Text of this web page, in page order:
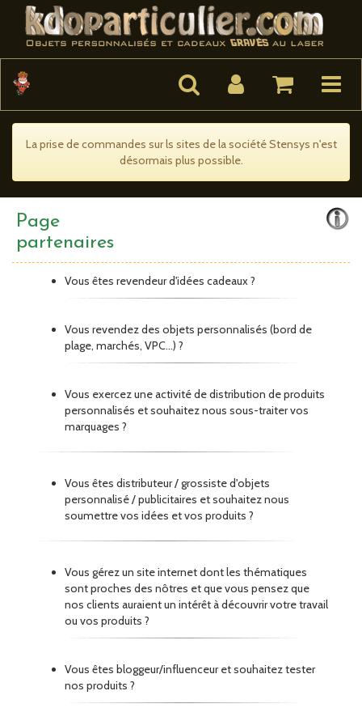
Toggle
La prise de commandes sur ls sites de la société Stensys n'est
désormais plus possible.
Page
partenaires
Vous êtes revendeur d'idées cadeaux ?
Vous revendez des objets personnalisés (bord de
plage, marchés, VPC...) ?
Vous exercez une activité de distribution de produits
personnalisés et souhaitez nous sous-traiter vos
marquages ?
Vous êtes distributeur / grossiste d'objets
personnalisé / publicitaires et souhaitez nous
soumettre vos idées et vos produits ?
Vous gérez un site internet dont les thématiques
sont proches des nôtres et que vous pensez que
nos clients auraient un intérêt à découvrir votre travail
ou vos produits ?
Vous êtes bloggeur/influenceur et souhaitez tester
nos produits ?